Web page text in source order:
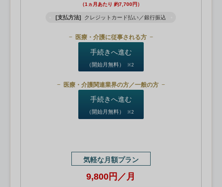
（1ヵ月あたり 約7,700円）
[支払方法] クレジットカード払い／銀行振込
医療・介護に従事される方
手続きへ進む
（開始月無料） ※2
医療・介護関連業界の方／一般の方
手続きへ進む
（開始月無料） ※2
気軽な月額プラン
9,800円／月